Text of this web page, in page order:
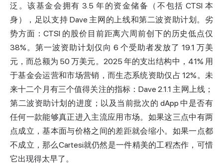
泛。该基金会拥有 3.5 年的资金储备（不包括 CTSI 本
身），足以支持 Dave 主网的上线和第二波资助计划。劣
势方面：CTSI 的股价目前距离六周前创下的历史低点仅
38%。第一波资助计划仅向 6 个受助者发放了 19.1 万美
元，而总额为 50 万美元。2025 年的支出结构中，41% 用
于基金会运营和市场营销，而生态系统资助仅占 12%。未
来十二个月有三个值得关注的指标：Dave 2.1.1 主网上线；
第二波资助计划的进度；以及当前批次的 dApp 中是否有
任何一款能够真正进入主流应用市场。如果这三点中有两
点成立，基本面与价格之间的差距就会缩小。如果一点都
不成立，那么Cartesi就仍然是一件精美的工程杰作，可惜
它出现得太早了。